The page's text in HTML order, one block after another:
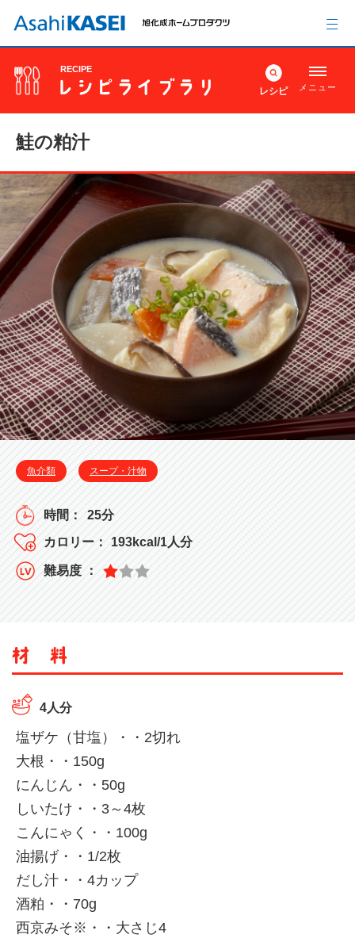
RECIPE
レシピ メニュー
鮭の粕汁
魚介類 スープ・汁物
25分
193kcal/1人分
4人分
塩ザケ（甘塩）・・2切れ
大根・・150g
にんじん・・50g
しいたけ・・3～4枚
こんにゃく・・100g
油揚げ・・1/2枚
だし汁・・4カップ
酒粕・・70g
西京みそ※・・大さじ4